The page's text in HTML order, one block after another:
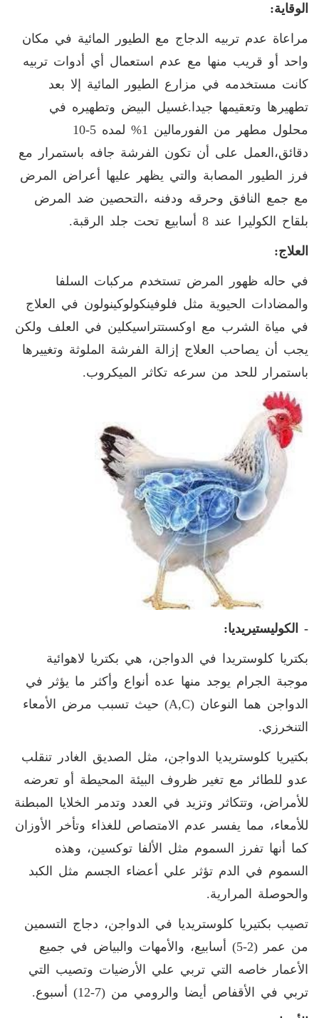
الوقاية:
مراعاة عدم تربيه الدجاج مع الطيور المائية في مكان
واحد أو قريب منها مع عدم استعمال أي أدوات تربيه
كانت مستخدمه في مزارع الطيور المائية إلا بعد
تطهيرها وتعقيمها جيدا .غسيل البيض وتطهيره في
محلول مطهر من الفورمالين 1% لمده 5-10
دقائق،العمل على أن تكون الفرشة جافه باستمرار مع
فرز الطيور المصابة والتي يظهر عليها أعراض المرض
مع جمع النافق وحرقه ودفنه ،التحصين ضد المرض
بلقاح الكوليرا عند 8 أسابيع تحت جلد الرقبة
.
العلاج:
في حاله ظهور المرض تستخدم مركبات السلفا
والمضادات الحيوية مثل فلوفينكولوكينولون في العلاج
في مياة الشرب مع اوكسىتتراسيكلين في العلف ولكن
يجب أن يصاحب العلاج إزالة الفرشة الملوثة وتغييرها
باستمرار للحد من سرعه تكاثر الميكروب.
- الكوليستيريديا:
بكتريا كلوستريدا في الدواجن، هي بكتريا لاهوائية
موجبة الجرام يوجد منها عده أنواع وأكثر ما يؤثر في
الدواجن هما النوعان ((A,C حيث تسبب مرض الأمعاء
التنخرزي.
بكتيريا كلوستريديا الدواجن، مثل الصديق الغادر تنقلب
عدو للطائر مع تغير ظروف البيئة المحيطة أو تعرضه
للأمراض، وتتكاثر وتزيد في العدد وتدمر الخلايا المبطنة
للأمعاء، مما يفسر عدم الامتصاص للغذاء وتأخر الأوزان
كما أنها تفرز السموم مثل الألفا توكسين، وهذه
السموم في الدم تؤثر علي أعضاء الجسم مثل الكبد
والحوصلة المرارية.
تصيب بكتيريا كلوستريديا في الدواجن، دجاج التسمين
من عمر (2-5) أسابيع، والأمهات والبياض في جميع
الأعمار خاصه التي تربي علي الأرضيات وتصيب التي
تربي في الأقفاص أيضا والرومي من (7-12) أسبوع
.